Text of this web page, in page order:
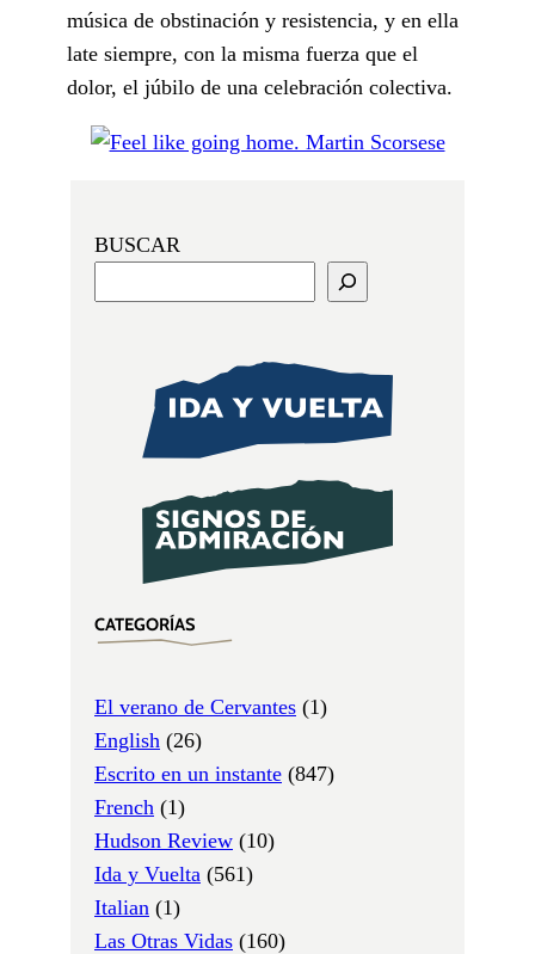
música de obstinación y resistencia, y en ella
late siempre, con la misma fuerza que el
dolor, el júbilo de una celebración colectiva.
BUSCAR
CATEGORÍAS
El verano de Cervantes (1)
English (26)
Escrito en un instante (847)
French (1)
Hudson Review (10)
Ida y Vuelta (561)
Italian (1)
Las Otras Vidas (160)